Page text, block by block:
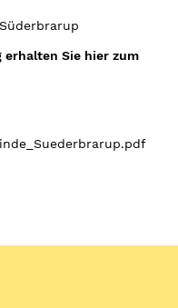
erhalten Sie hier zum